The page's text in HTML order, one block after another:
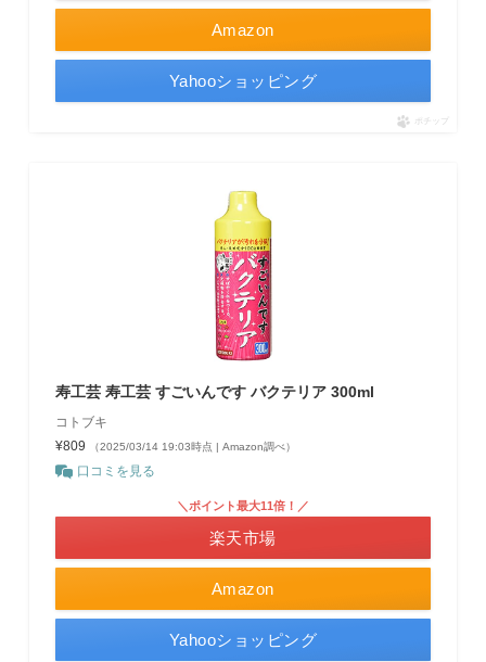
Amazon
Yahooショッピング
ポチップ
寿工芸 寿工芸 すごいんです バクテリア 300ml
コトブキ
¥809
（2025/03/14 19:03時点 | Amazon調べ）
口コミを見る
Amazon
＼ポイント最大11倍！／
楽天市場
Yahooショッピング